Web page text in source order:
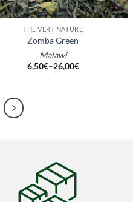
THÉ VERT NATURE
Zomba Green
Malawi
6,50€–26,00€